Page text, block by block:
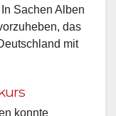
Sachen Alben
das
mit
konnte